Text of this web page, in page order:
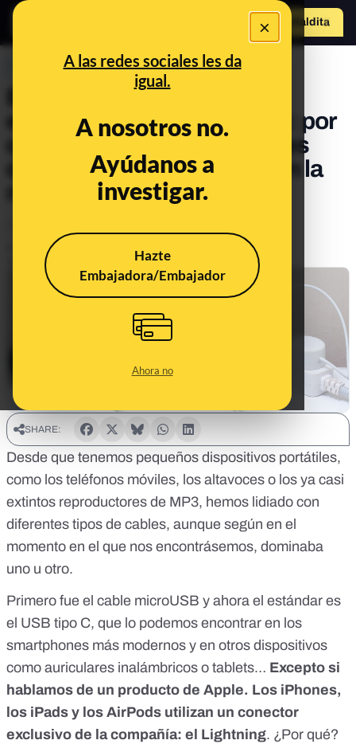
×
A las redes sociales les da
igual.
A nosotros no.
Ayúdanos a
investigar.
Hazte
Embajadora/Embajador
Ahora no
Hazte Maldito
PREBUNKING
Estándares y normativa
europea sobre cargadores: por
qué Apple utiliza conectores
diferentes y qué pasará con la
nueva legislación
Publicado el
Actualizado el
Oct 4, 2022, 3:50:00 PM
SHARE:
Desde que tenemos pequeños dispositivos portátiles,
como los teléfonos móviles, los altavoces o los ya casi
extintos reproductores de MP3, hemos lidiado con
diferentes tipos de cables, aunque según en el
momento en el que nos encontrásemos, dominaba
uno u otro.
Primero fue el cable microUSB y ahora el estándar es
el USB tipo C, que lo podemos encontrar en los
smartphones más modernos y en otros dispositivos
como auriculares inalámbricos o tablets… Excepto si
hablamos de un producto de Apple. Los iPhones,
los iPads y los AirPods utilizan un conector
exclusivo de la compañía: el Lightning. ¿Por qué?